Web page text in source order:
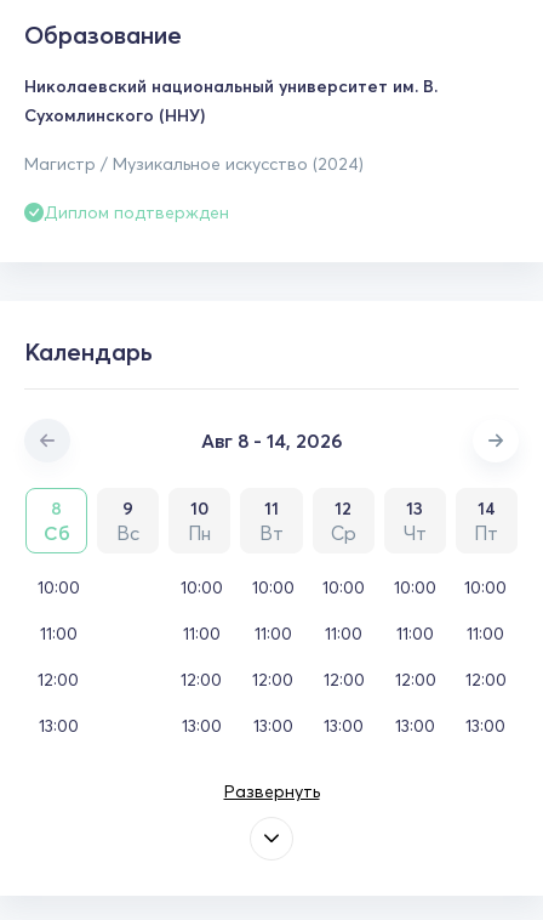
Образование
Николаевский национальный университет им. В.
Сухомлинского (ННУ)
Магистр / Музикальное искусство (2024)
Диплом подтвержден
Календарь
Авг 8 - 14, 2026
8
Сб
9
Вс
10
Пн
11
Вт
12
Ср
13
Чт
14
Пт
10:00
11:00
12:00
13:00
10:00
11:00
12:00
13:00
10:00
11:00
12:00
13:00
10:00
11:00
12:00
13:00
10:00
11:00
12:00
13:00
10:00
11:00
12:00
13:00
Развернуть